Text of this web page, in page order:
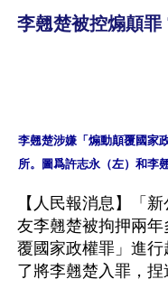
李翹楚被控煽顛
李翹楚涉嫌「煽動顛覆國家
【人民報消息】「
友李翹楚被拘押兩
覆國家政權罪」進
了將李翹楚入罪，捏